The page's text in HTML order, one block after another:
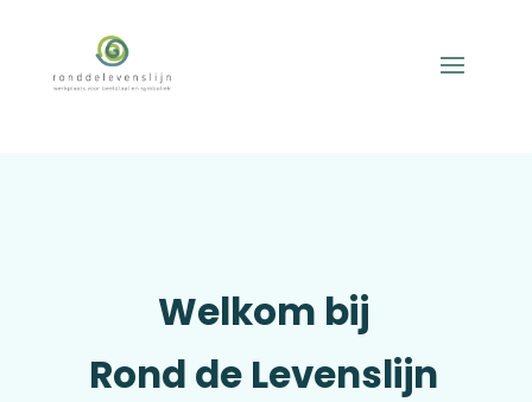
Welkom bij
Rond de Levenslijn